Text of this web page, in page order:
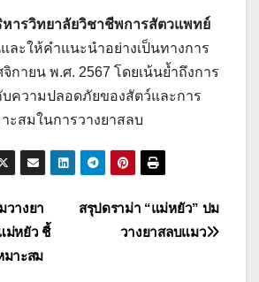
ารวิทยาลัยวิชาชีพการสัตวแพทย์
ละให้คำแนะนำอย่างเป็นทางการ
กายน พ.ศ. 2567 โดยเน้นย้ำถึงการ
ความปลอดภัยของสัตว์และการ
ะสมในการวางยาสลบ
สรุปดราม่า “แม่หยัว” ปม
วางยาสลบแมว
วางยา
ม่หยัว ชี้
มาะสม